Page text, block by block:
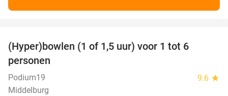
(Hyper)bowlen (1 of 1,5 uur) voor 1 tot 6
personen
Podium19 9.6 star
Middelburg